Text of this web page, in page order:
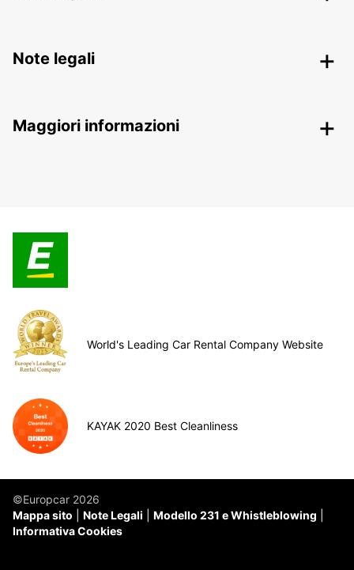
Note legali
Maggiori informazioni
World's Leading Car Rental Company Website
KAYAK 2020 Best Cleanliness
©Europcar 2026
Mappa sito
Note Legali
Modello 231 e Whistleblowing
Informativa Cookies